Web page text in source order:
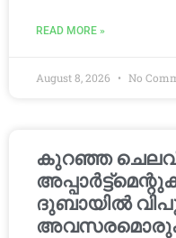
READ MORE »
August 8, 2026 No
കുറഞ്ഞ
ദുബായിൽ